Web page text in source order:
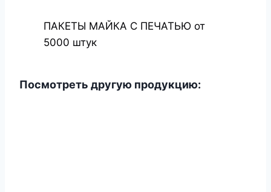
ПАКЕТЫ МАЙКА С ПЕЧАТЬЮ от
5000 штук
Посмотреть другую продукцию: